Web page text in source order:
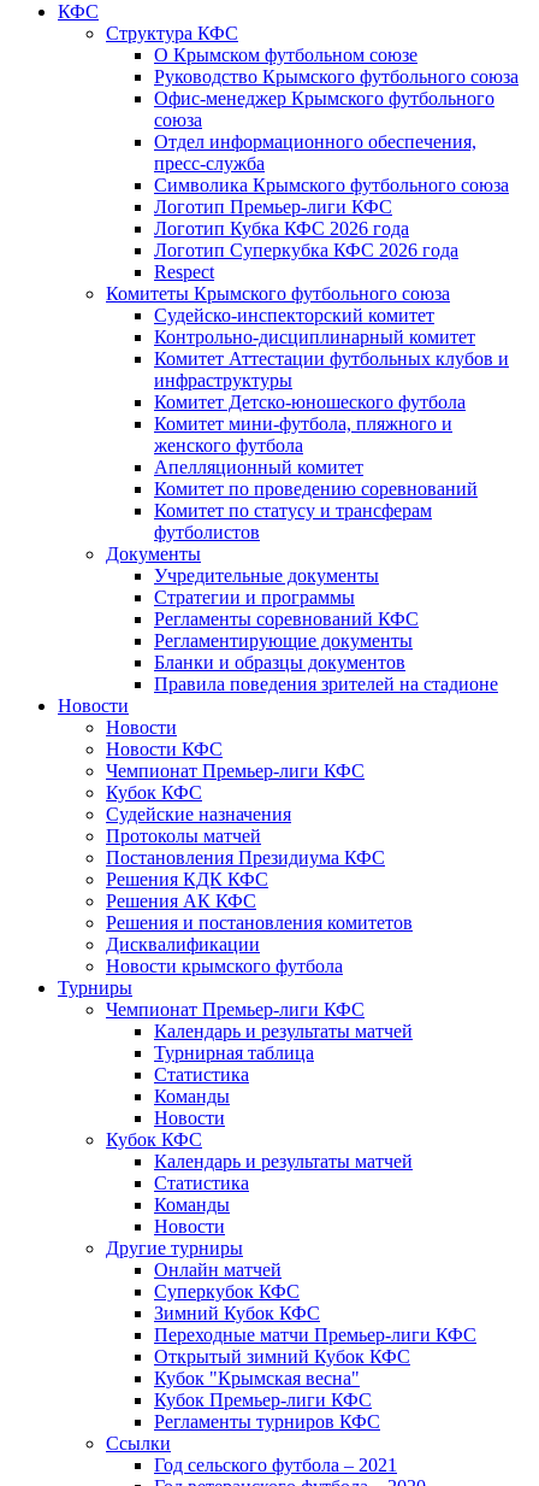
КФС
Структура КФС
О Крымском футбольном союзе
Руководство Крымского футбольного союза
Офис-менеджер Крымского футбольного
союза
Отдел информационного обеспечения,
пресс-служба
Символика Крымского футбольного союза
Логотип Премьер-лиги КФС
Логотип Кубка КФС 2026 года
Логотип Суперкубка КФС 2026 года
Respect
Комитеты Крымского футбольного союза
Судейско-инспекторский комитет
Контрольно-дисциплинарный комитет
Комитет Аттестации футбольных клубов и
инфраструктуры
Комитет Детско-юношеского футбола
Комитет мини-футбола, пляжного и
женского футбола
Апелляционный комитет
Комитет по проведению соревнований
Комитет по статусу и трансферам
футболистов
Документы
Учредительные документы
Стратегии и программы
Регламенты соревнований КФС
Регламентирующие документы
Бланки и образцы документов
Правила поведения зрителей на стадионе
Новости
Новости
Новости КФС
Чемпионат Премьер-лиги КФС
Кубок КФС
Судейские назначения
Протоколы матчей
Постановления Президиума КФС
Решения КДК КФС
Решения АК КФС
Решения и постановления комитетов
Дисквалификации
Новости крымского футбола
Турниры
Чемпионат Премьер-лиги КФС
Календарь и результаты матчей
Турнирная таблица
Статистика
Команды
Новости
Кубок КФС
Календарь и результаты матчей
Статистика
Команды
Новости
Другие турниры
Онлайн матчей
Суперкубок КФС
Зимний Кубок КФС
Переходные матчи Премьер-лиги КФС
Открытый зимний Кубок КФС
Кубок "Крымская весна"
Кубок Премьер-лиги КФС
Регламенты турниров КФС
Ссылки
Год сельского футбола – 2021